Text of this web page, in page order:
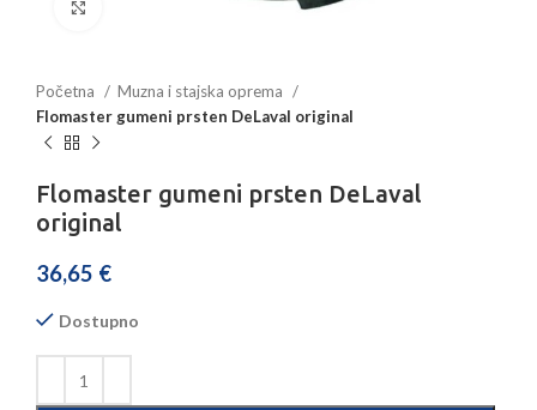
Početna
Muzna i stajska oprema
Flomaster gumeni prsten DeLaval original
Flomaster gumeni prsten DeLaval
original
36,65 €
Dostupno